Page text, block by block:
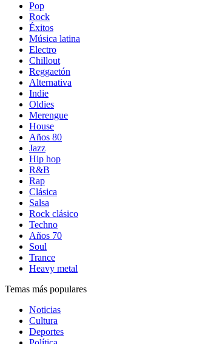
Pop
Rock
Éxitos
Música latina
Electro
Chillout
Reggaetón
Alternativa
Indie
Oldies
Merengue
House
Años 80
Jazz
Hip hop
R&B
Rap
Clásica
Salsa
Rock clásico
Techno
Años 70
Soul
Trance
Heavy metal
Temas más populares
Noticias
Cultura
Deportes